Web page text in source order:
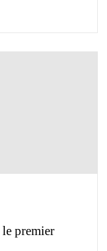
premier